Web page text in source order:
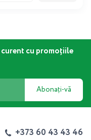
cu promoțiile
Abonați-vă
+373 60 43 43 46